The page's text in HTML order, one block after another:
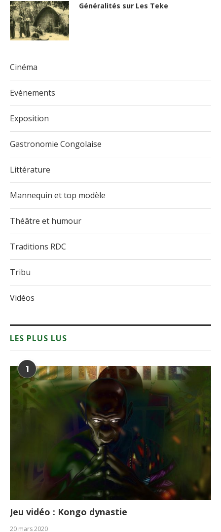
Généralités sur Les Teke
Cinéma
Evénements
Exposition
Gastronomie Congolaise
Littérature
Mannequin et top modèle
Théâtre et humour
Traditions RDC
Tribu
Vidéos
LES PLUS LUS
1
Jeu vidéo : Kongo dynastie
20 mars 2020